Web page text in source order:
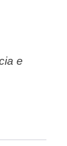
e